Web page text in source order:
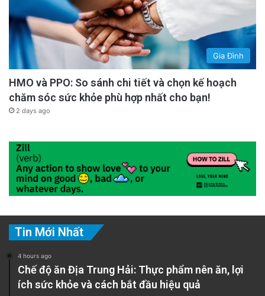
Gia Đình
HMO và PPO: So sánh chi tiết và chọn kế hoạch
chăm sóc sức khỏe phù hợp nhất cho bạn!
2 days ago
Tin Mới Nhất
4 hours ago
Chế độ ăn Địa Trung Hải: Thực phẩm nên ăn, lợi
ích sức khỏe và cách bắt đầu hiệu quả